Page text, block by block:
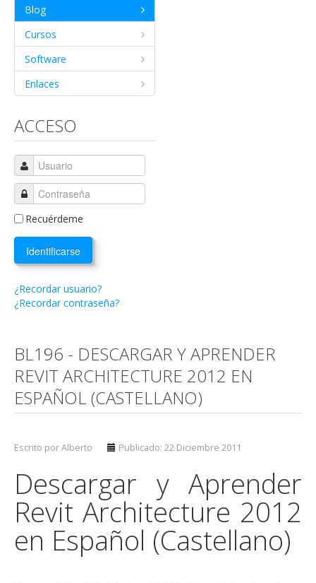
Blog
Cursos
Software
Enlaces
ACCESO
Recuérdeme
Identificarse
¿Recordar usuario?
¿Recordar contraseña?
BL196 - DESCARGAR Y APRENDER
REVIT ARCHITECTURE 2012 EN
ESPAÑOL (CASTELLANO)
Escrito por Alberto Publicado: 22 Diciembre 2011
Descargar y Aprender
Revit Architecture 2012
en Español (Castellano)